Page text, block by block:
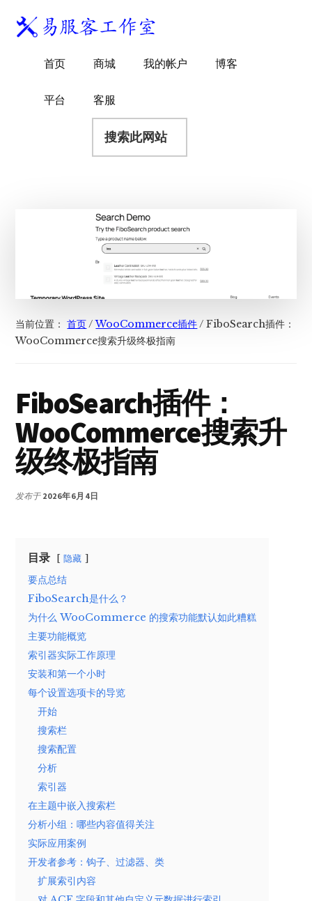
附
加
首页 商城 我的帐户 博客
平台
客服
当前位置：首页/ WooCommerce插件/ FiboSearch插件：
WooCommerce搜索升级终极指南
FiboSearch插件：
WooCommerce搜索升
级终极指南
发布于 2026年6月4日
目录 隐藏
要点总结
FiboSearch是什么？
为什么 WooCommerce 的搜索功能默认如此糟糕
主要功能概览
索引器实际工作原理
安装和第一个小时
每个设置选项卡的导览
开始
搜索栏
搜索配置
分析
索引器
在主题中嵌入搜索栏
分析小组：哪些内容值得关注
实际应用案例
开发者参考：钩子、过滤器、类
扩展索引内容